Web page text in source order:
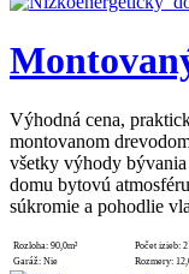
Výhodná cena,
montovanom
všetky výhody
domu bytovú
súkromie a pohodlie
Rozloha: 90,0m² Počet izieb: 2
Garáž: Nie Rozmery: